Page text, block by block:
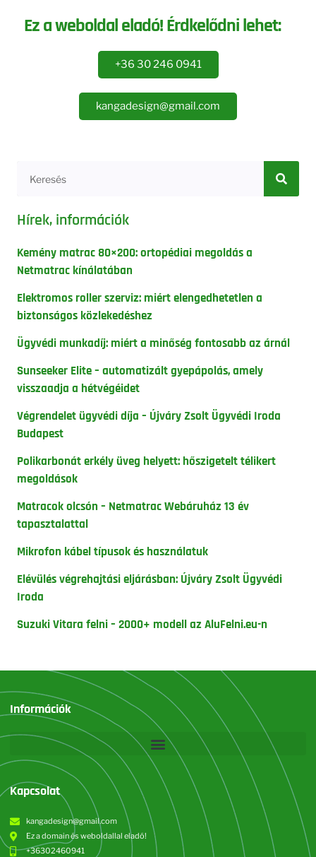
Ez a weboldal eladó! Érdkelődni lehet:
+36 30 246 0941
kangadesign@gmail.com
Hírek, információk
Kemény matrac 80×200: ortopédiai megoldás a
Netmatrac kínálatában
Elektromos roller szerviz: miért elengedhetetlen a
biztonságos közlekedéshez
Ügyvédi munkadíj: miért a minőség fontosabb az árnál
Sunseeker Elite – automatizált gyepápolás, amely
visszaadja a hétvégéidet
Végrendelet ügyvédi díja – Újváry Zsolt Ügyvédi Iroda
Budapest
Polikarbonát erkély üveg helyett: hőszigetelt télikert
megoldások
Matracok olcsón – Netmatrac Webáruház 13 év
tapasztalattal
Mikrofon kábel típusok és használatuk
Elévülés végrehajtási eljárásban: Újváry Zsolt Ügyvédi
Iroda
Suzuki Vitara felni – 2000+ modell az AluFelni.eu-n
Információk
Kapcsolat
kangadesign@gmail.com
Ez a domain és weboldallal eladó!
+36302460941